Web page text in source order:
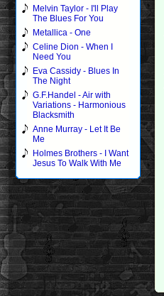
Melvin Taylor - I'll Play
The Blues For You
Metallica - One
Celine Dion - When I
Need You
Eva Cassidy - Blues In
The Night
G.F.Handel - Air with
Variations - Harmonious
Blacksmith
Anne Murray - Let It Be
Me
Holmes Brothers - I Want
Jesus To Walk With Me